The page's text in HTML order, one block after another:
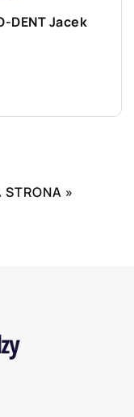
DENT Jacek
STRONA »